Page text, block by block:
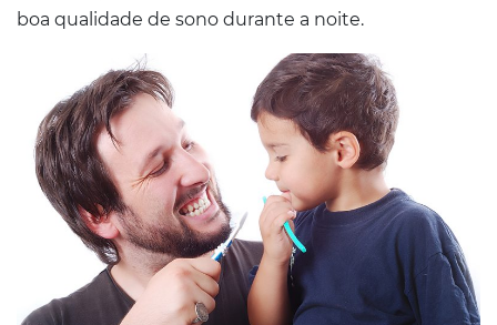
boa qualidade de sono durante a noite.